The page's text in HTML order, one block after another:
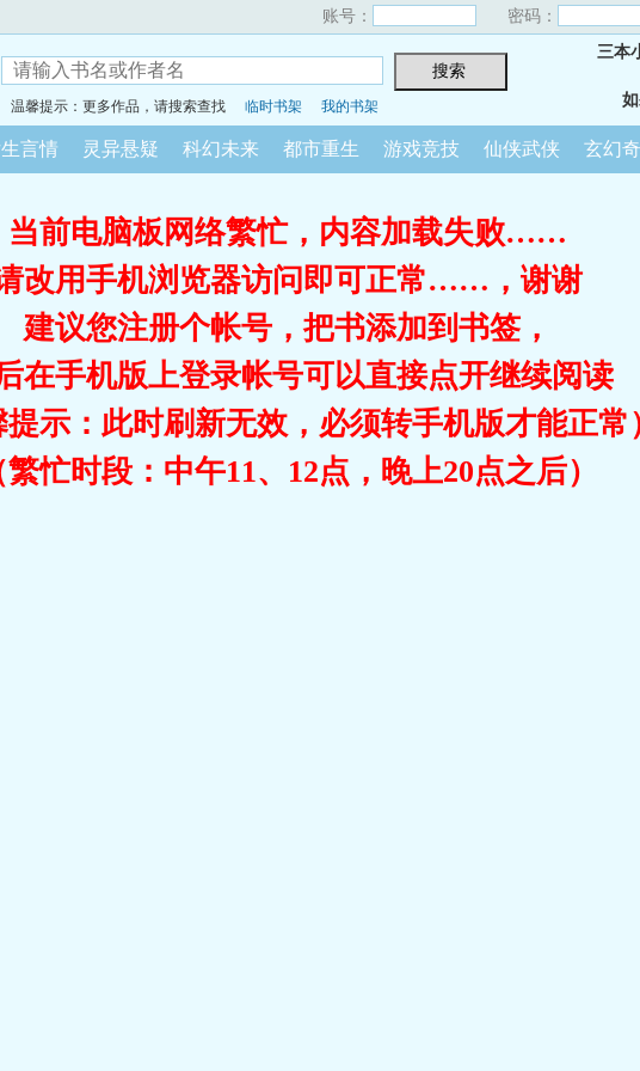
账号： 密码：
温馨提示：更多作品，请搜索查找 临时书架 我的书架
三本
言情 灵异悬疑 科幻未来 都市重生 游戏竞技 仙侠武侠 玄幻
当前电脑板网络繁忙，内容加载失败……
改用手机浏览器访问即可正常……，谢谢
建议您注册个帐号，把书添加到书签，
在手机版上登录帐号可以直接点开继续阅读
提示：此时刷新无效，必须转手机版才能正常
繁忙时段：中午11、12点，晚上20点之后）